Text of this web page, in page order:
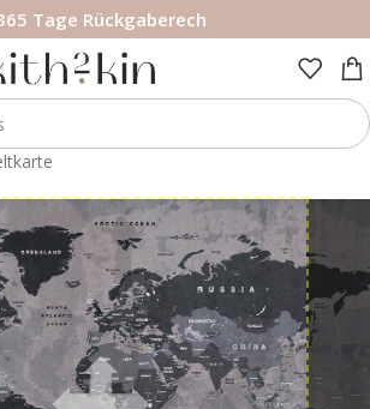
Tage Rückgaberech